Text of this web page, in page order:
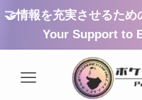
🤝情報を充実させるた
Your Support to